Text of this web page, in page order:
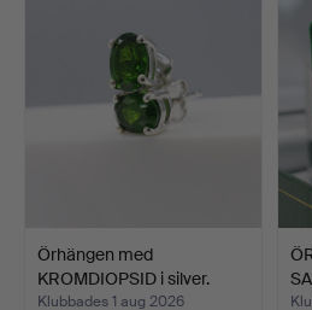
Örhängen med
KROMDIOPSID i silver.
Klubbades 1 aug 2026